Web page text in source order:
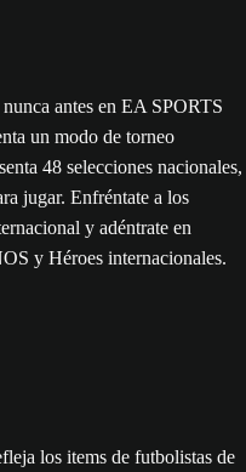
antes en EA SPORTS
un modo de torneo
48 selecciones nacionales,
jugar. Enfréntate a los
y adéntrate en
y Héroes internacionales.
los items de futbolistas de